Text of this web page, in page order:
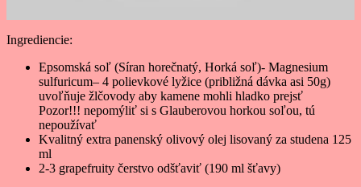
Ingrediencie:
Epsomská soľ (Síran horečnatý, Horká soľ)- Magnesium
sulfuricum– 4 polievkové lyžice (približná dávka asi 50g)
uvoľňuje žlčovody aby kamene mohli hladko prejsť
Pozor!!! nepomýliť si s Glauberovou horkou soľou, tú
nepoužívať
Kvalitný extra panenský olivový olej lisovaný za studena 125
ml
2-3 grapefruity čerstvo odšťaviť (190 ml šťavy)